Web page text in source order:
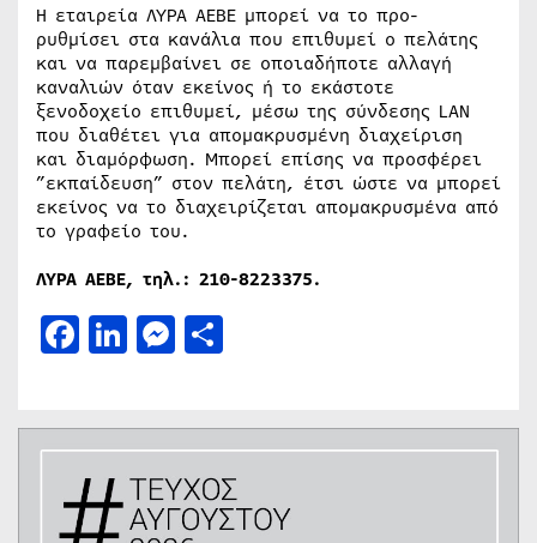
Η εταιρεία ΛΥΡΑ ΑΕΒΕ μπορεί να το προ-
ρυθμίσει στα κανάλια που επιθυμεί ο πελάτης
και να παρεμβαίνει σε οποιαδήποτε αλλαγή
καναλιών όταν εκείνος ή το εκάστοτε
ξενοδοχείο επιθυμεί, μέσω της σύνδεσης LAN
που διαθέτει για απομακρυσμένη διαχείριση
και διαμόρφωση. Μπορεί επίσης να προσφέρει
”εκπαίδευση” στον πελάτη, έτσι ώστε να μπορεί
εκείνος να το διαχειρίζεται απομακρυσμένα από
το γραφείο του.
ΛΥΡΑ ΑΕΒΕ, τηλ.: 210-8223375.
Facebook
LinkedIn
Messenger